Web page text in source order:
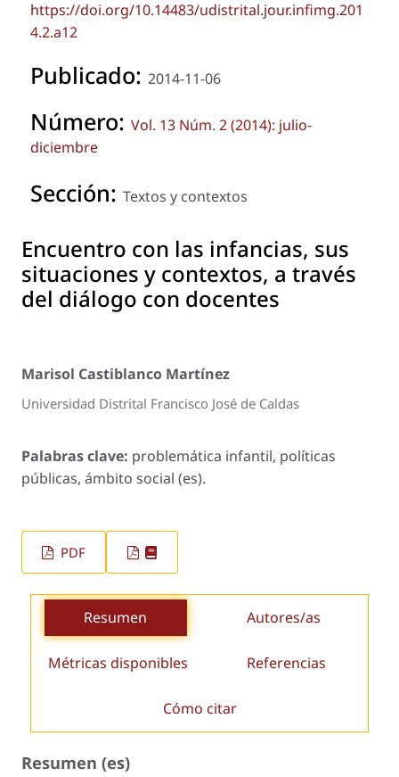
https://doi.org/10.14483/udistrital.jour.infimg.201
4.2.a12
Publicado: 2014-11-06
Número: Vol. 13 Núm. 2 (2014): julio-
diciembre
Sección: Textos y contextos
Encuentro con las infancias, sus
situaciones y contextos, a través
del diálogo con docentes
Marisol Castiblanco Martínez
Universidad Distrital Francisco José de Caldas
Palabras clave: problemática infantil, políticas
públicas, ámbito social (es).
PDF
Resumen Autores/as
Métricas disponibles Referencias
Cómo citar
Resumen (es)